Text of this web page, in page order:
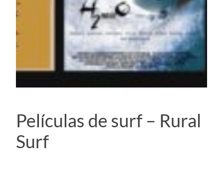
Películas de surf – Rural
Surf